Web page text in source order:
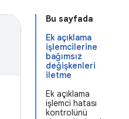
Bu sayfada
Ek açıklama
işlemcilerine
bağımsız
değişkenleri
iletme
Ek açıklama
işlemci hatası
kontrolünü